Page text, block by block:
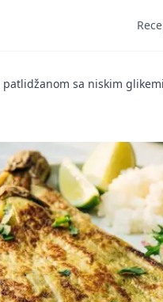
sa niskim